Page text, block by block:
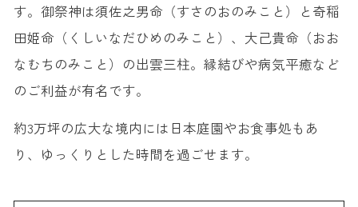
す。御祭神は須佐之男命（すさのおのみこと）と奇稲
田姫命（くしいなだひめのみこと）、大己貴命（おお
なむちのみこと）の出雲三柱。縁結びや病気平癒など
のご利益が有名です。
約3万坪の広大な境内には日本庭園やお食事処もあ
り、ゆっくりとした時間を過ごせます。